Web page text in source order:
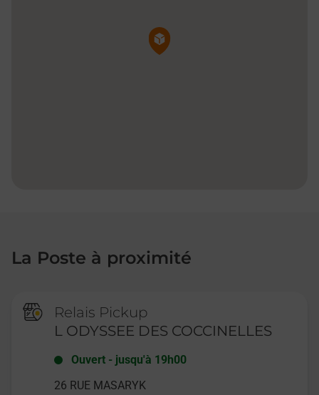
Pin de la carte
La Poste à proximité
Relais Pickup
L ODYSSEE DES COCCINELLES
Ouvert - jusqu'à 19h00
26 RUE MASARYK